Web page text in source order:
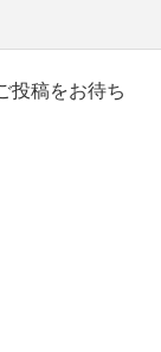
投稿をお待ち